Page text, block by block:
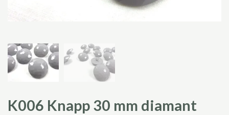
K006 Knapp 30 mm diamant